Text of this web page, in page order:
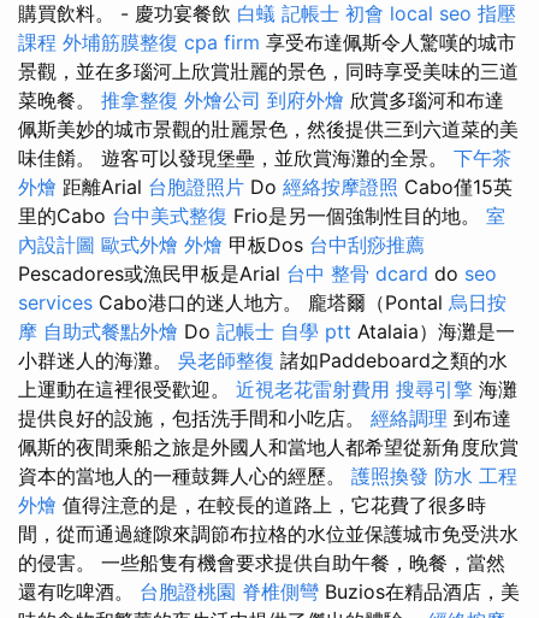
購買飲料。 - 慶功宴餐飲 白蟻 記帳士 初會 local seo 指壓
課程 外埔筋膜整復 cpa firm 享受布達佩斯令人驚嘆的城市
景觀，並在多瑙河上欣賞壯麗的景色，同時享受美味的三道
菜晚餐。 推拿整復 外燴公司 到府外燴 欣賞多瑙河和布達
佩斯美妙的城市景觀的壯麗景色，然後提供三到六道菜的美
味佳餚。 遊客可以發現堡壘，並欣賞海灘的全景。 下午茶
外燴 距離Arial 台胞證照片 Do 經絡按摩證照 Cabo僅15英
里的Cabo 台中美式整復 Frio是另一個強制性目的地。 室
內設計圖 歐式外燴 外燴 甲板Dos 台中刮痧推薦
Pescadores或漁民甲板是Arial 台中 整骨 dcard do seo
services Cabo港口的迷人地方。 龐塔爾（Pontal 烏日按
摩 自助式餐點外燴 Do 記帳士 自學 ptt Atalaia）海灘是一
小群迷人的海灘。 吳老師整復 諸如Paddeboard之類的水
上運動在這裡很受歡迎。 近視老花雷射費用 搜尋引擎 海灘
提供良好的設施，包括洗手間和小吃店。 經絡調理 到布達
佩斯的夜間乘船之旅是外國人和當地人都希望從新角度欣賞
資本的當地人的一種鼓舞人心的經歷。 護照換發 防水 工程
外燴 值得注意的是，在較長的道路上，它花費了很多時
間，從而通過縫隙來調節布拉格的水位並保護城市免受洪水
的侵害。 一些船隻有機會要求提供自助午餐，晚餐，當然
還有吃啤酒。 台胞證桃園 脊椎側彎 Buzios在精品酒店，美